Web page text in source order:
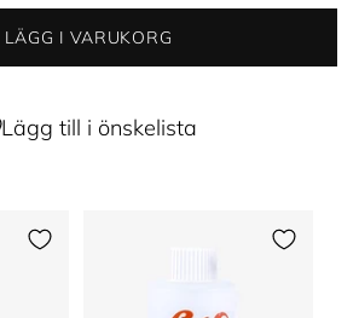
LÄGG I VARUKORG
Lägg till i önskelista